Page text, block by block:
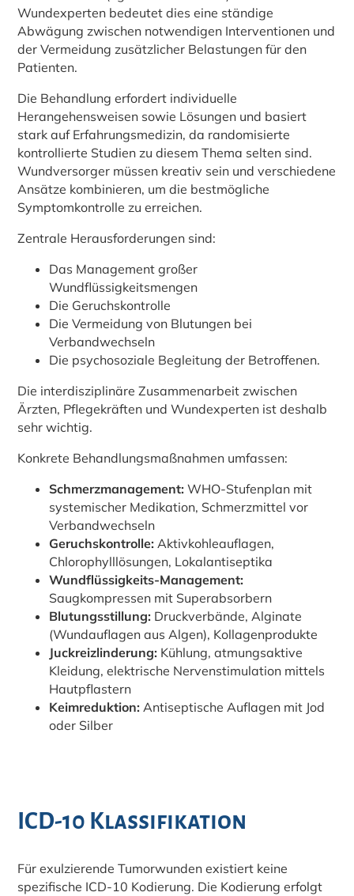
Wundexperten bedeutet dies eine ständige
Abwägung zwischen notwendigen Interventionen und
der Vermeidung zusätzlicher Belastungen für den
Patienten.
Die Behandlung erfordert individuelle
Herangehensweisen sowie Lösungen und basiert
stark auf Erfahrungsmedizin, da randomisierte
kontrollierte Studien zu diesem Thema selten sind.
Wundversorger müssen kreativ sein und verschiedene
Ansätze kombinieren, um die bestmögliche
Symptomkontrolle zu erreichen.
Zentrale Herausforderungen sind:
Das Management großer
Wundflüssigkeitsmengen
Die Geruchskontrolle
Die Vermeidung von Blutungen bei
Verbandwechseln
Die psychosoziale Begleitung der Betroffenen.
Die interdisziplinäre Zusammenarbeit zwischen
Ärzten, Pflegekräften und Wundexperten ist deshalb
sehr wichtig.
Konkrete Behandlungsmaßnahmen umfassen:
Schmerzmanagement: WHO-Stufenplan mit
systemischer Medikation, Schmerzmittel vor
Verbandwechseln
Geruchskontrolle: Aktivkohleauflagen,
Chlorophylllösungen, Lokalantiseptika
Wundflüssigkeits-Management:
Saugkompressen mit Superabsorbern
Blutungsstillung: Druckverbände, Alginate
(Wundauflagen aus Algen), Kollagenprodukte
Juckreizlinderung: Kühlung, atmungsaktive
Kleidung, elektrische Nervenstimulation mittels
Hautpflastern
Keimreduktion: Antiseptische Auflagen mit Jod
oder Silber
ICD-10 Klassifikation
Für exulzierende Tumorwunden existiert keine
spezifische ICD-10 Kodierung. Die Kodierung erfolgt